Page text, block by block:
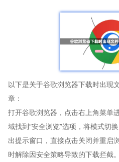
以下是关于谷歌浏览器下载时出现
章：
打开谷歌浏览器，点击右上角菜单
域找到“安全浏览”选项，将模式切
出提示窗口，直接点击关闭并重启
时解除因安全策略导致的下载拦截。